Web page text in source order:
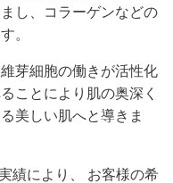
し、コラーゲンなどの
。
芽細胞の働きが活性化
ことにより肌の奥深く
美しい肌へと導きま
績により、 お客様の希